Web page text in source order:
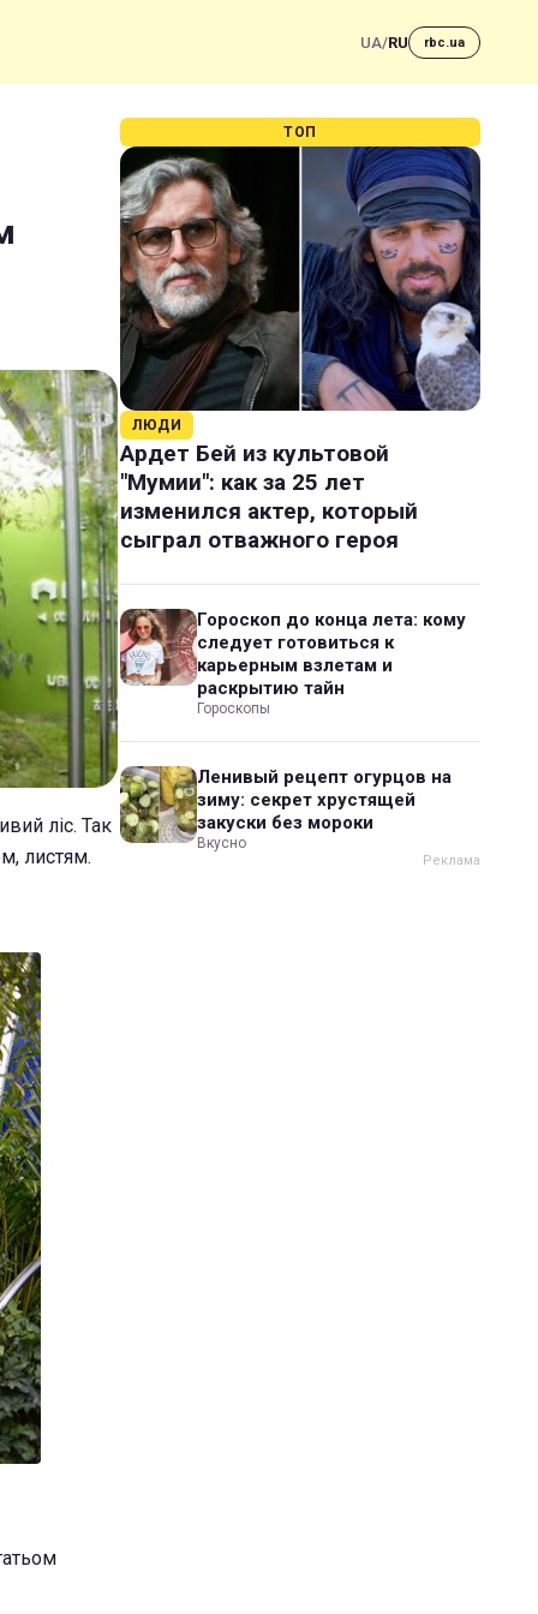
UA/RU rbc.ua
ліс. Так
листям.
ТОП
ЛЮДИ
Ардет Бей из культовой
"Мумии": как за 25 лет
изменился актер, который
сыграл отважного героя
Гороскоп до конца лета: кому
следует готовиться к
карьерным взлетам и
раскрытию тайн
Гороскопы
Ленивый рецепт огурцов на
зиму: секрет хрустящей
закуски без мороки
Вкусно